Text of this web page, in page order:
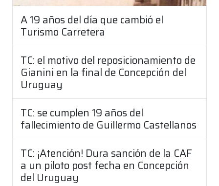
A 19 años del día que cambió el
Turismo Carretera
TC: el motivo del reposicionamiento de
Gianini en la final de Concepción del
Uruguay
TC: se cumplen 19 años del
fallecimiento de Guillermo Castellanos
TC: ¡Atención! Dura sanción de la CAF
a un piloto post fecha en Concepción
del Uruguay